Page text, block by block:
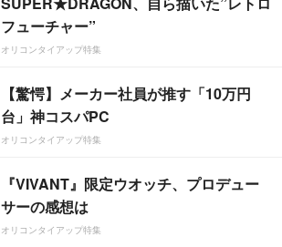
フューチャー”
オリコンタイアップ特集
【驚愕】メーカー社員が推す「10万円
台」神コスパPC
オリコンタイアップ特集
『VIVANT』限定ウオッチ、プロデュー
サーの感想は
オリコンタイアップ特集